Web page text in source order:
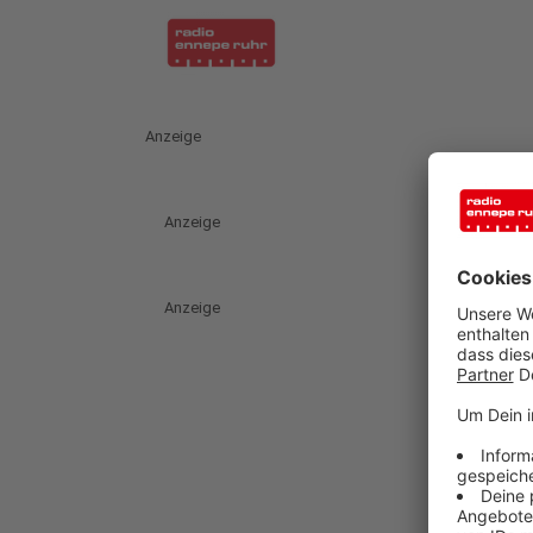
Anzeige
Anzeige
Anzeige